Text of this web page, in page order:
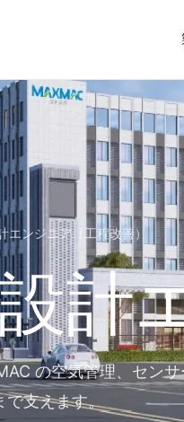
エンジニア（工程改善）
計
の空気管理、セン
支えます。